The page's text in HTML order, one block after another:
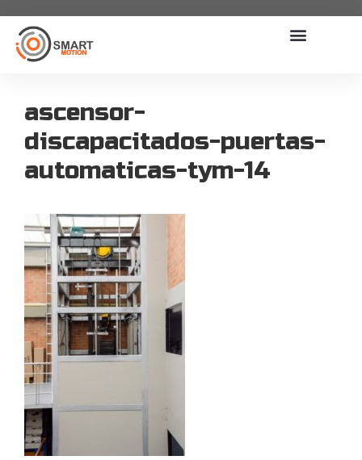
ascensor-
discapacitados-puertas-
automaticas-tym-14